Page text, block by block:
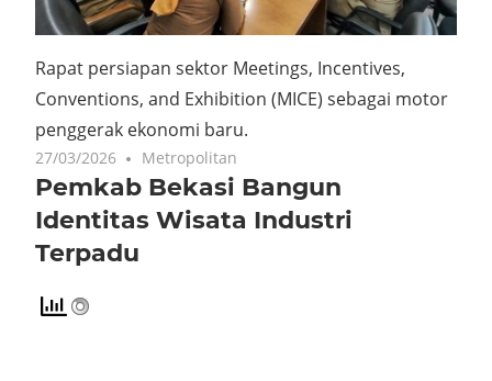
Rapat persiapan sektor Meetings, Incentives,
Conventions, and Exhibition (MICE) sebagai motor
penggerak ekonomi baru.
27/03/2026 Metropolitan
Pemkab Bekasi Bangun
Identitas Wisata Industri
Terpadu